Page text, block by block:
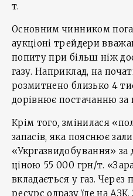
т.
Основним чинником
аукціоні трейдери
попиту при більш ніж
газу. Наприклад, на
розмитнено близько 4
дорівнює постачанню
Крім того, змінилася
запасів, яка пояснює
«Укргазвидобування»
ціною 55 000 грн/т.
вкладається у газ.
ресурс одразу їде на